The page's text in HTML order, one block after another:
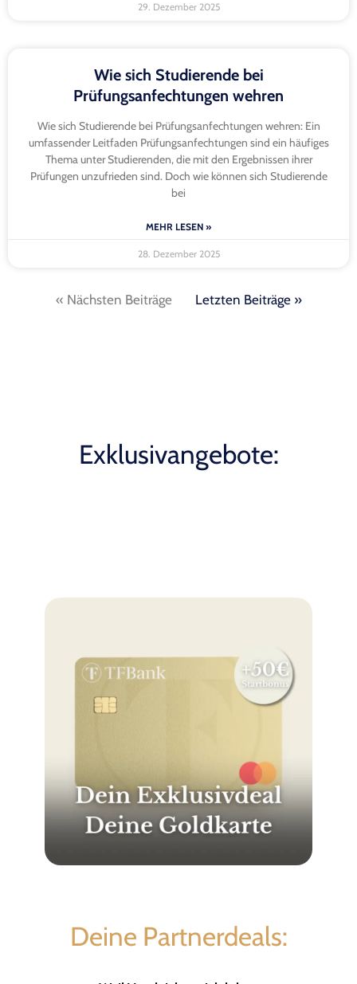
29. Dezember 2025
Wie sich Studierende bei
Prüfungsanfechtungen wehren
Wie sich Studierende bei Prüfungsanfechtungen wehren: Ein
umfassender Leitfaden Prüfungsanfechtungen sind ein häufiges
Thema unter Studierenden, die mit den Ergebnissen ihrer
Prüfungen unzufrieden sind. Doch wie können sich Studierende
bei
MEHR LESEN »
28. Dezember 2025
« Nächsten Beiträge Letzten Beiträge »
Exklusivangebote:
Deine Partnerdeals: